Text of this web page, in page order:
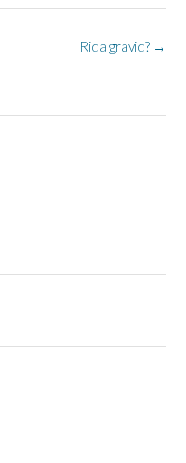
Rida gravid? →